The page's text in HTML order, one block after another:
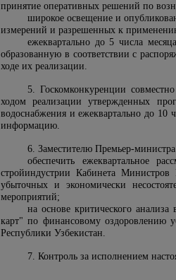
принятие оперативных решений по
широкое освещение и
измерений и разрешенных к
ежеквартально до 5 числа
образованную в соответствии с
ходе их реализации.
5. Госкомконкуренции
ходом реализации утвержденных
водоснабжения и ежеквартально до 10
информацию.
6. Заместителю Премьер-
обеспечить ежеквартальное
стройиндустрии Кабинета
убыточных и экономически
мероприятий;
на основе критического
карт" по финансовому оздоровлению
Республики Узбекистан.
7. Контроль за исполнением